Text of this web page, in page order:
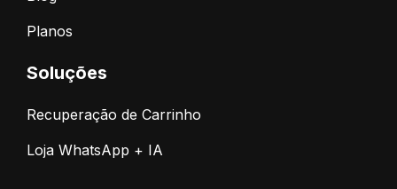
Planos
Soluções
Recuperação de Carrinho
Loja WhatsApp + IA